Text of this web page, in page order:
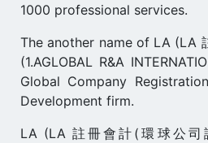
1000 professional services.
The another name of LA (LA
(1.AGLOBAL R&A
Global Company
Development firm.
LA (LA 註冊會計(環球公司